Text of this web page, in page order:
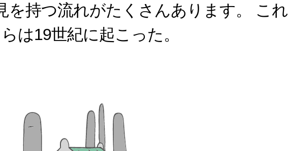
を持つ流れがたくさんあります。 これ
らは19世紀に起こった。